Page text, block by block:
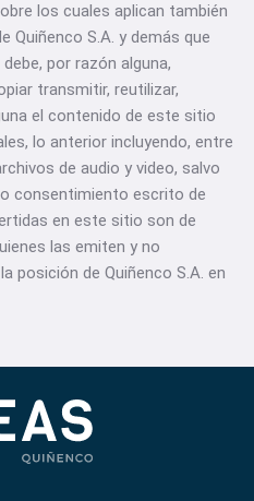
los cuales aplican también
Quiñenco S.A. y demás que
por razón alguna,
transmitir, reutilizar,
el contenido de este sitio
lo anterior incluyendo, entre
de audio y video, salvo
consentimiento escrito de
en este sitio son de
las emiten y no
posición de Quiñenco S.A. en